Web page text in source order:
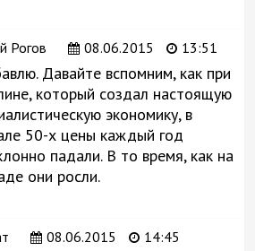
Рогов 08.06.2015 13:51
Давайте вспомним, как при
который создал настоящую
экономику, в
50-х цены каждый год
падали. В то время, как на
они росли.
08.06.2015 14:45